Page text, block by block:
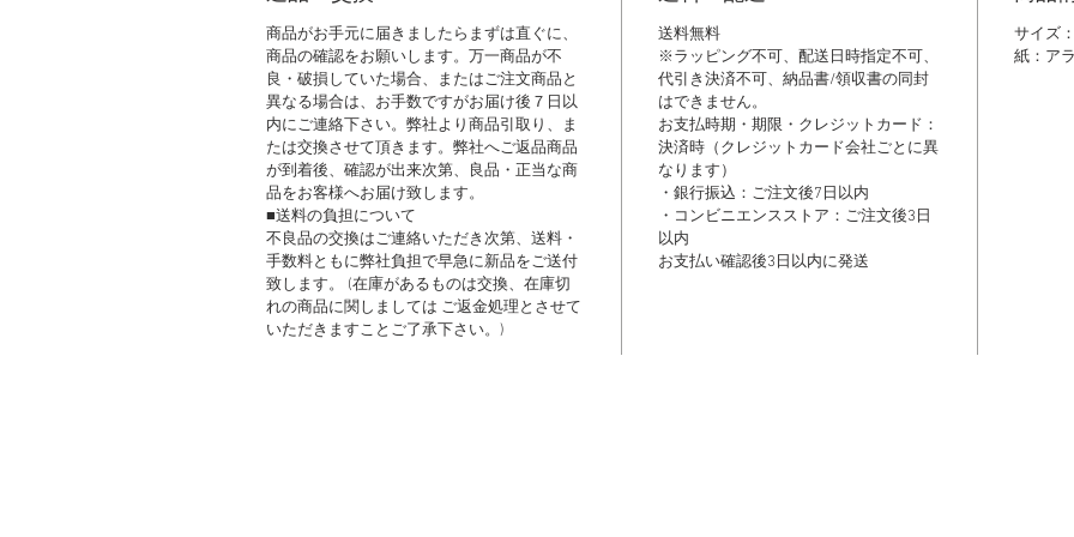
商品がお手元に届きましたらまずは直ぐに、
商品の確認をお願いします。万一商品が不
良・破損していた場合、またはご注文商品と
異なる場合は、お手数ですがお届け後７日以
内にご連絡下さい。弊社より商品引取り、ま
たは交換させて頂きます。弊社へご返品商品
が到着後、確認が出来次第、良品・正当な商
品をお客様へお届け致します。
■送料の負担について
不良品の交換はご連絡いただき次第、送料・
手数料ともに弊社負担で早急に新品をご送付
致します。 (在庫があるものは交換、在庫切
れの商品に関しましては ご返金処理とさせて
いただきますことご了承下さい。)
送料無料
※ラッピング不可、配送日時指定不可、
代引き決済不可、納品書/領収書の同封
はできません。
​お支払時期・期限・クレジットカード：
決済時（クレジットカード会社ごとに異
なります）
・銀行振込：ご注文後7日以内
・コンビニエンスストア：ご注文後3日
以内
お支払い確認後3日以内に発送
サイズ
紙：ア